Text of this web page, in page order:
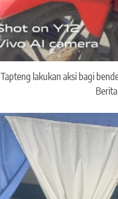
lakukan aksi bagi